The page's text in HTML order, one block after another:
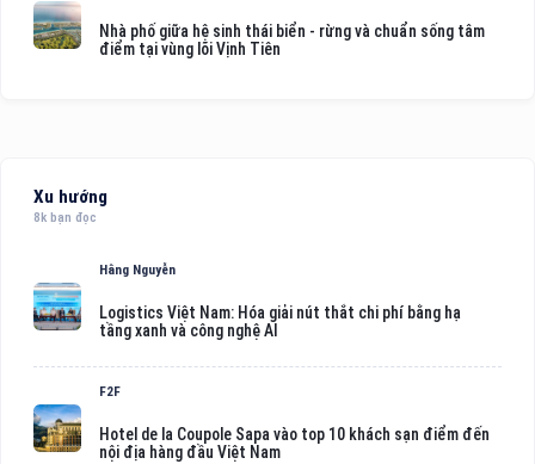
Nhà phố giữa hệ sinh thái biển - rừng và chuẩn sống tâm
điểm tại vùng lõi Vịnh Tiên
Xu hướng
8k bạn đọc
Hằng Nguyễn
Logistics Việt Nam: Hóa giải nút thắt chi phí bằng hạ
tầng xanh và công nghệ AI
F2F
Hotel de la Coupole Sapa vào top 10 khách sạn điểm đến
nội địa hàng đầu Việt Nam